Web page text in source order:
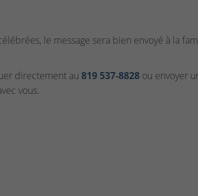
le message sera bien envoyé à la
directement au 819 537‑8828ou envoyer
vous.